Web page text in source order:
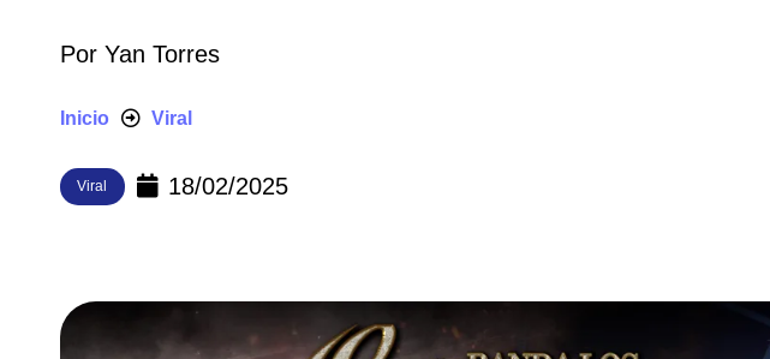
Por Yan Torres
Inicio Viral
Viral 18/02/2025